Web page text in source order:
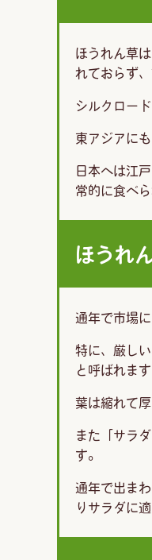
ほうれん草
れておらず
シルクロー
東アジアに
日本へは江
常的に食べ
ほうれ
通年で市場
特に、厳し
と呼ばれます
葉は縮れて
また「サラ
す。
通年で出ま
りサラダに